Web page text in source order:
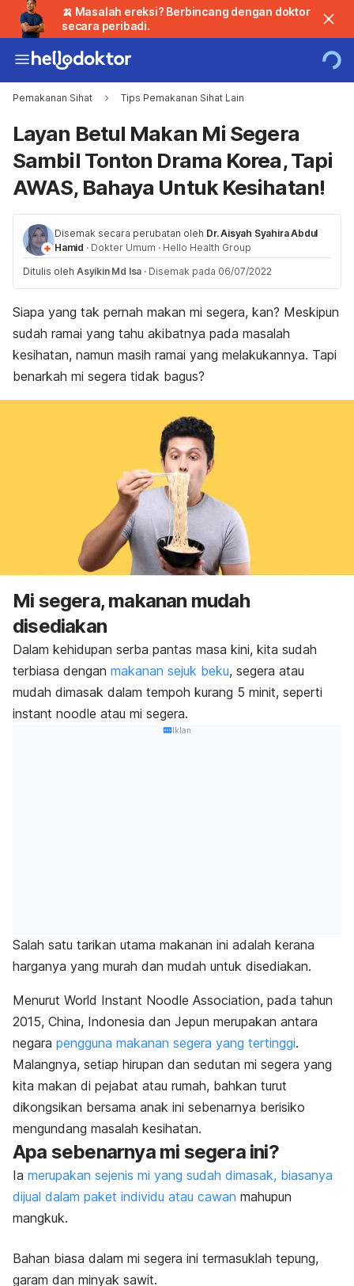
🍌 Masalah ereksi? Berbincang dengan doktor
secara peribadi.
Pemakanan Sihat Tips Pemakanan Sihat Lain
Layan Betul Makan Mi Segera
Sambil Tonton Drama Korea, Tapi
AWAS, Bahaya Untuk Kesihatan!
Disemak secara perubatan oleh Dr. Aisyah Syahira Abdul
Hamid · Dokter Umum · Hello Health Group
Ditulis oleh Asyikin Md Isa · Disemak pada 06/07/2022
Siapa yang tak pernah makan mi segera, kan? Meskipun
sudah ramai yang tahu akibatnya pada masalah
kesihatan, namun masih ramai yang melakukannya. Tapi
benarkah mi segera tidak bagus?
Mi segera, makanan mudah
disediakan
Dalam kehidupan serba pantas masa kini, kita sudah
terbiasa dengan makanan sejuk beku, segera atau
mudah dimasak dalam tempoh kurang 5 minit, seperti
instant noodle atau mi segera.
Iklan
Salah satu tarikan utama makanan ini adalah kerana
harganya yang murah dan mudah untuk disediakan.
Menurut World Instant Noodle Association, pada tahun
2015, China, Indonesia dan Jepun merupakan antara
negara pengguna makanan segera yang tertinggi.
Malangnya, setiap hirupan dan sedutan mi segera yang
kita makan di pejabat atau rumah, bahkan turut
dikongsikan bersama anak ini sebenarnya berisiko
mengundang masalah kesihatan.
Apa sebenarnya mi segera ini?
Ia merupakan sejenis mi yang sudah dimasak, biasanya
dijual dalam paket individu atau cawan mahupun
mangkuk.
Bahan biasa dalam mi segera ini termasuklah tepung,
garam dan minyak sawit.